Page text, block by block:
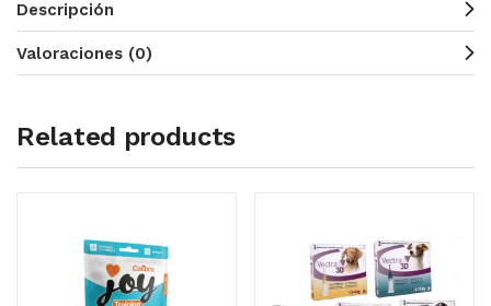
Descripción
Valoraciones (0)
Related products